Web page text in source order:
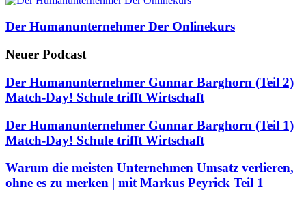
Der Humanunternehmer Der Onlinekurs
Neuer Podcast
Der Humanunternehmer Gunnar Barghorn (Teil 2)
Match-Day! Schule trifft Wirtschaft
Der Humanunternehmer Gunnar Barghorn (Teil 1)
Match-Day! Schule trifft Wirtschaft
Warum die meisten Unternehmen Umsatz verlieren,
ohne es zu merken | mit Markus Peyrick Teil 1